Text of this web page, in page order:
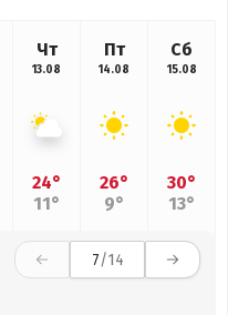
Чт
13.08
24°
11°
Пт
14.08
26°
9°
Сб
15.08
30°
13°
7/14